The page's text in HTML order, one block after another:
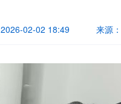
2026-02-02 18:49 来源：